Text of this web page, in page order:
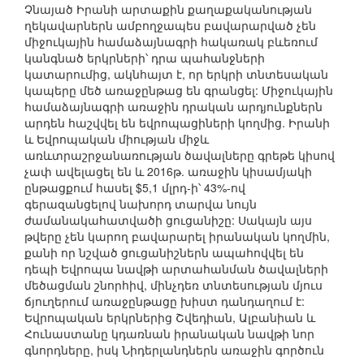
Չնայած Իրանի արտաքին քաղաքականության
ղեկավարներն ամբողջապես բավարարված չեն
միջուկային համաձայնագրի հակառակ բևեռում
կանգնած երկրների՝ դրա պահանջների
կատարումից, ակնհայտ է, որ երկրի տնտեսական
կապերը մեծ առաջընթաց են գրանցել: Միջուկային
համաձայնագրի առաջին դրական արդյունքներն
արդեն հաշվվել են եվրոպացիների կողմից. Իրանի
և Եվրոպական միության միջև
առևտրաշրջանառության ծավալները գրեթե կիսով
չափ ավելացել են և 2016թ. առաջին կիսամյակի
ընթացքում հասել $5,1 մլրդ-ի՝ 43%-ով
գերազանցելով նախորդ տարվա նույն
ժամանակահատվածի ցուցանիշը: Սակայն այս
թվերը չեն կարող բավարարել իրանական կողմին,
քանի որ նշված ցուցանիշներն ապահովվել են
դեպի Եվրոպա նավթի արտահանման ծավալների
մեծացման շնորհիվ, մինչդեռ տնտեսության մյուս
ճյուղերում առաջընթացը խիստ դանդաղում է:
Եվրոպական երկրներից Շվեդիան, Ալբանիան և
Հունաստանը կդառնան իրանական նավթի նոր
գնորդները, իսկ Նիդերլանդներն առաջին գործուն